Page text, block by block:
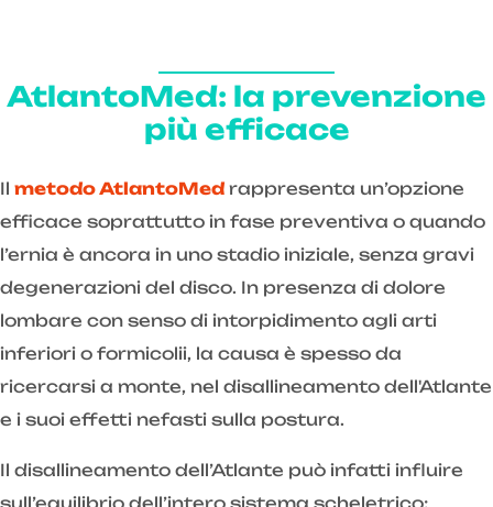
AtlantoMed: la prevenzione
più efficace
Il metodo AtlantoMed rappresenta un’opzione
efficace soprattutto in fase preventiva o quando
l’ernia è ancora in uno stadio iniziale, senza gravi
degenerazioni del disco. In presenza di dolore
lombare con senso di intorpidimento agli arti
inferiori o formicolii, la causa è spesso da
ricercarsi a monte, nel disallineamento dell'Atlante
e i suoi effetti nefasti sulla postura.
Il disallineamento dell’Atlante può infatti influire